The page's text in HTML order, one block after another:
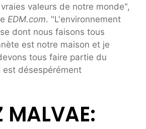
valeurs de notre monde",
EDM.com. "L'environnement
dont nous faisons tous
est notre maison et je
tous faire partie du
est désespérément
MALVAE: